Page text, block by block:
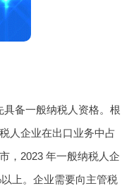
备一般纳税人资格。根
人企业在出口业务中占
，2023 年一般纳税人企
上。企业需要向主管税